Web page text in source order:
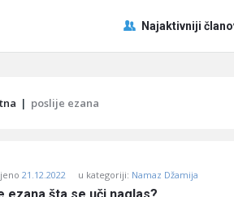
Pitaj
Učene
Najaktivniji
| poslije ezana
21.12.2022 u kategoriji: Namaz Džamija